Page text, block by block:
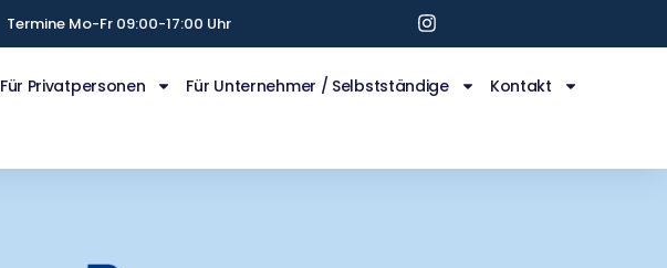
Termine Mo-Fr 09:00-17:00 Uhr
Für Privatpersonen Für Unternehmer / Selbstständige
Kontakt